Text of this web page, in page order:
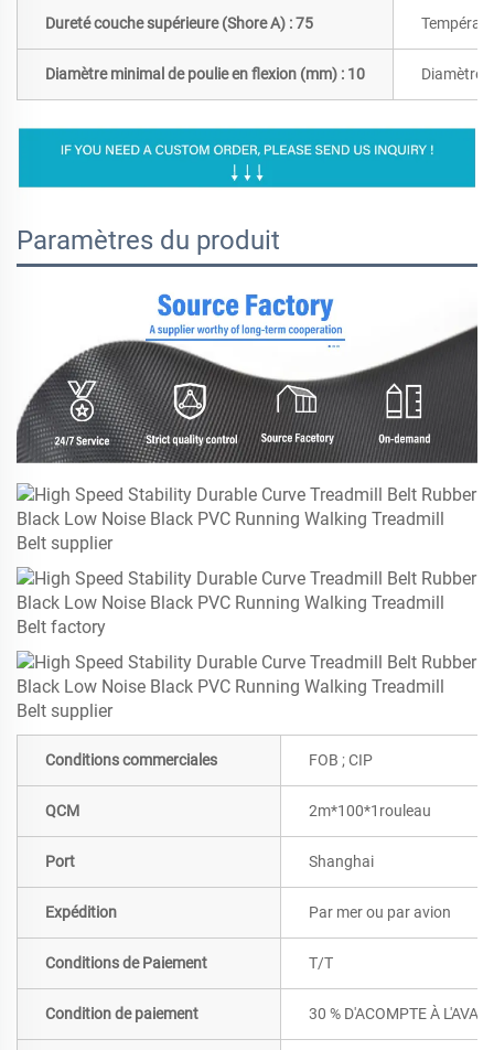
Dureté couche supérieure (Shore A) : 75
Diamètre minimal de poulie en flexion (mm) : 10 Diamètre
Paramètres du produit
Conditions commerciales FOB ; CIP
QCM 2m*100*1rouleau
Port Shanghai
Expédition Par mer ou par avion
Conditions de Paiement T/T
Condition de paiement 30 % D'ACOMPTE À